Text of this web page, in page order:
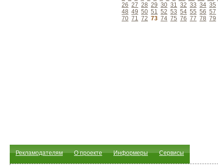
26 27 28 29 30 31 32 33 34 35
48 49 50 51 52 53 54 55 56 57
70 71 72 73 74 75 76 77 78 79
Рекламодателям О проекте Информеры Сервисы